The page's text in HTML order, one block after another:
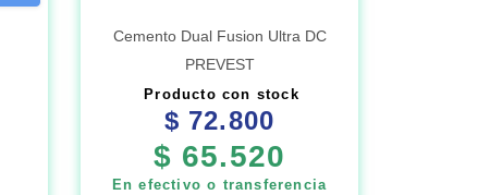
Cemento Dual Fusion Ultra DC
PREVEST
Producto con stock
$ 72.800
$ 65.520
En efectivo o transferencia